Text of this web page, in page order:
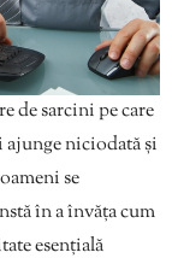
de sarcini pe care
niciodată și
se
în a învăța cum
esențială